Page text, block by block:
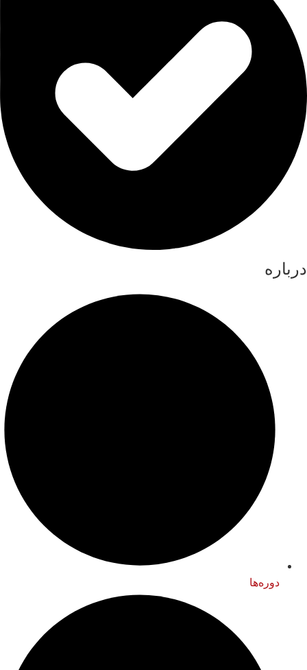
درباره
دوره‌ها